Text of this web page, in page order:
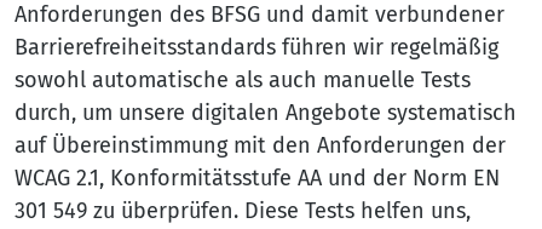
Anforderungen des BFSG und damit verbundener
Barrierefreiheitsstandards führen wir regelmäßig
sowohl automatische als auch manuelle Tests
durch, um unsere digitalen Angebote systematisch
auf Übereinstimmung mit den Anforderungen der
WCAG 2.1, Konformitätsstufe AA und der Norm EN
301 549 zu überprüfen. Diese Tests helfen uns,